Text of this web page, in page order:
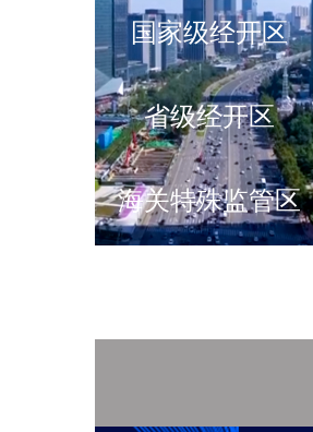
国家级经开区
省级经开区
海关特殊监管区